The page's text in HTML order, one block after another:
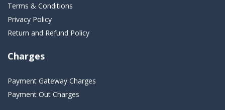
Terms & Conditions
Privacy Policy
Return and Refund Policy
Charges
Payment Gateway Charges
Payment Out Charges